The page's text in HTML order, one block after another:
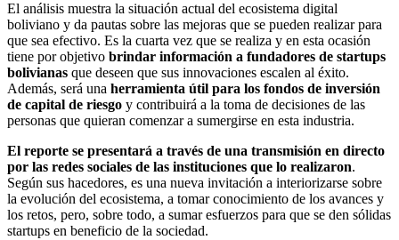
El análisis muestra la situación actual del ecosistema digital
boliviano y da pautas sobre las mejoras que se pueden realizar para
que sea efectivo. Es la cuarta vez que se realiza y en esta ocasión
tiene por objetivo brindar información a fundadores de startups
bolivianas que deseen que sus innovaciones escalen al éxito.
Además, será una herramienta útil para los fondos de inversión
de capital de riesgo y contribuirá a la toma de decisiones de las
personas que quieran comenzar a sumergirse en esta industria.
El reporte se presentará a través de una transmisión en directo
por las redes sociales de las instituciones que lo realizaron.
Según sus hacedores, es una nueva invitación a interiorizarse sobre
la evolución del ecosistema, a tomar conocimiento de los avances y
los retos, pero, sobre todo, a sumar esfuerzos para que se den sólidas
startups en beneficio de la sociedad.